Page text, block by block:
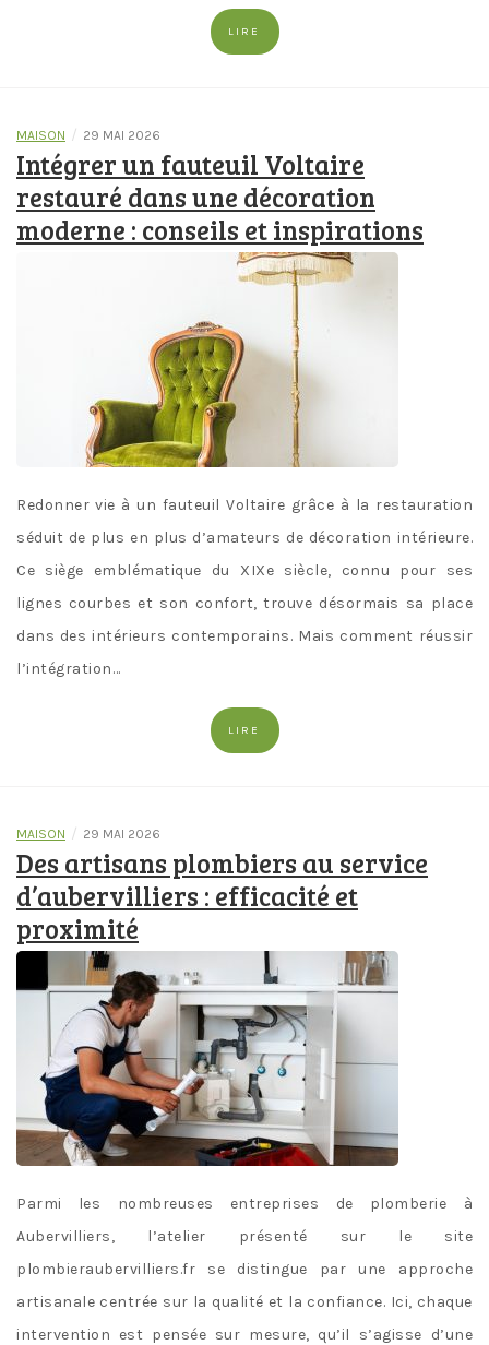
LIRE
MAISON / 29 MAI 2026
Intégrer un fauteuil Voltaire
restauré dans une décoration
moderne : conseils et inspirations
Redonner vie à un fauteuil Voltaire grâce à la restauration
séduit de plus en plus d’amateurs de décoration intérieure.
Ce siège emblématique du XIXe siècle, connu pour ses
lignes courbes et son confort, trouve désormais sa place
dans des intérieurs contemporains. Mais comment réussir
l’intégration…
LIRE
MAISON / 29 MAI 2026
Des artisans plombiers au service
d’aubervilliers : efficacité et
proximité
Parmi les nombreuses entreprises de plomberie à
Aubervilliers, l’atelier présenté sur le site
plombieraubervilliers.fr se distingue par une approche
artisanale centrée sur la qualité et la confiance. Ici, chaque
intervention est pensée sur mesure, qu’il s’agisse d’une